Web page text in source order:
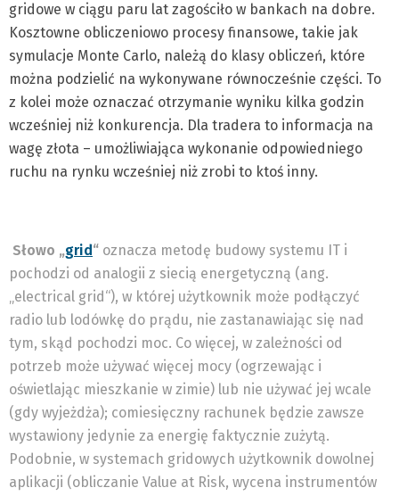
gridowe w ciągu paru lat zagościło w bankach na dobre.
Kosztowne obliczeniowo procesy finansowe, takie jak
symulacje Monte Carlo, należą do klasy obliczeń, które
można podzielić na wykonywane równocześnie części. To
z kolei może oznaczać otrzymanie wyniku kilka godzin
wcześniej niż konkurencja. Dla tradera to informacja na
wagę złota – umożliwiająca wykonanie odpowiedniego
ruchu na rynku wcześniej niż zrobi to ktoś inny.
Słowo „grid“ oznacza metodę budowy systemu IT i
pochodzi od analogii z siecią energetyczną (ang.
„electrical grid“), w której użytkownik może podłączyć
radio lub lodówkę do prądu, nie zastanawiając się nad
tym, skąd pochodzi moc. Co więcej, w zależności od
potrzeb może używać więcej mocy (ogrzewając i
oświetlając mieszkanie w zimie) lub nie używać jej wcale
(gdy wyjeżdża); comiesięczny rachunek będzie zawsze
wystawiony jedynie za energię faktycznie zużytą.
Podobnie, w systemach gridowych użytkownik dowolnej
aplikacji (obliczanie Value at Risk, wycena instrumentów